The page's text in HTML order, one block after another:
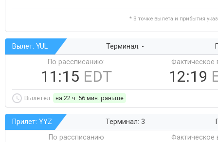
* В точке вылета и прибытия
Вылет: YUL Терминал: -
По рассписанию:
11:15 EDT
Фактическое
12:19
Вылетел на 22 ч. 56 мин. раньше
Прилет: YYZ Терминал: 3
По рассписанию
Фактическое